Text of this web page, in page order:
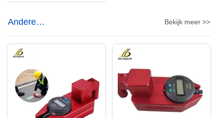
Andere
verkeersveiligheidsproducten
Bekijk meer >>